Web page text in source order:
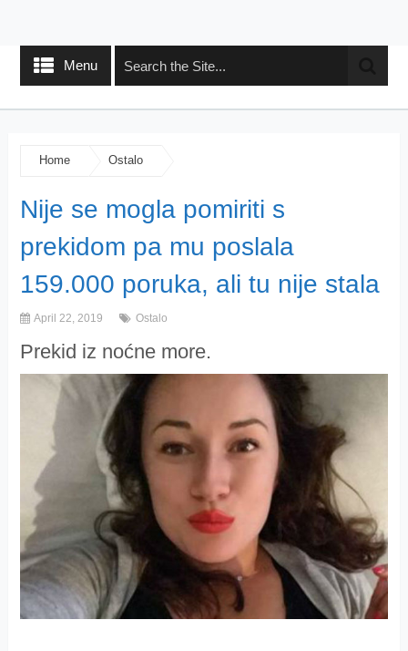
Menu
Home Ostalo
Nije se mogla pomiriti s
prekidom pa mu poslala
159.000 poruka, ali tu nije stala
April 22, 2019 Ostalo
Prekid iz noćne more.